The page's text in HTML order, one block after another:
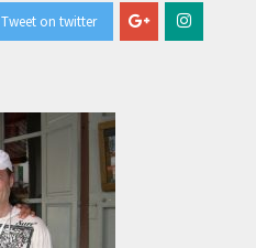
Tweet on twitter